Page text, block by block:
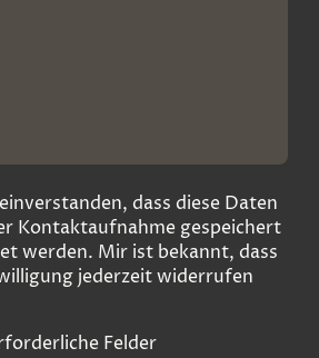
dass diese Daten
Kontaktaufnahme gespeichert
werden. Mir ist bekannt, dass
jederzeit widerrufen
Felder